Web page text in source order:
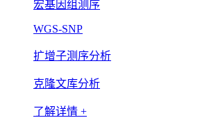
宏基因组测序
WGS-SNP
扩增子测序分析
克隆文库分析
了解详情 +